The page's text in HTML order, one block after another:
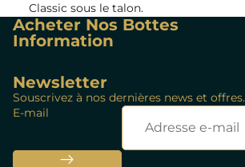
Classic sous le talon.
Acheter Nos Bottes
Information
Newsletter
Souscrivez à nos dernières news et offres.
E-mail